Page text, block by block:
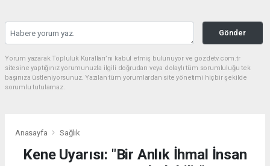
Gönder
Yorum yazarak Topluluk Kuralları’nı kabul etmiş bulunuyor ve gozdetv.com.tr
sitesine yaptığınız yorumunuzla ilgili doğrudan veya dolaylı tüm sorumluluğu tek
başınıza üstleniyorsunuz. Yazılan tüm yorumlardan site yönetimi hiçbir şekilde
sorumlu tutulamaz.
Anasayfa Sağlık
Kene Uyarısı: "Bir Anlık İhmal İnsan